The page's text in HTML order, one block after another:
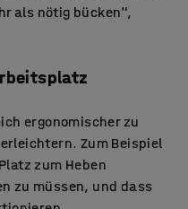
als nötig bücken",
ergonomischer zu
Zum Beispiel
zum Heben
zu müssen, und dass